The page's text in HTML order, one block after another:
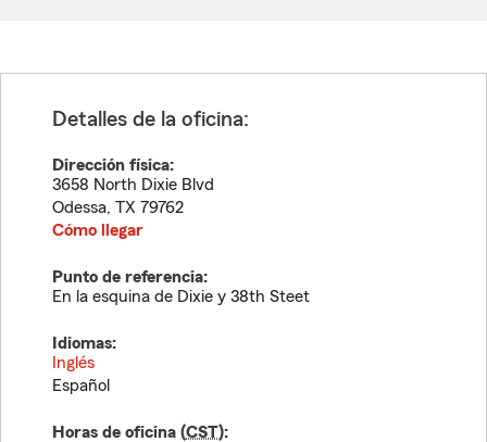
Detalles de la oficina:
Dirección física:
3658 North Dixie Blvd
Odessa, TX 79762
Cómo llegar
Punto de referencia:
En la esquina de Dixie y 38th Steet
Idiomas:
Inglés
Español
Horas de oficina (CST):